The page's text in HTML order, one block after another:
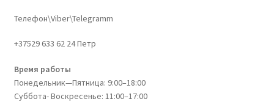
Телефон\Viber\Telegramm
+37529 633 62 24 Петр
Время работы
Понедельник—Пятница: 9:00–18:00
Суббота- Воскресенье: 11:00–17:00